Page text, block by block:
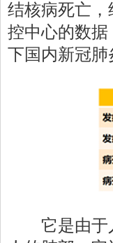
结核病死亡，
控中心的数
下国内新冠肺
它是由于人